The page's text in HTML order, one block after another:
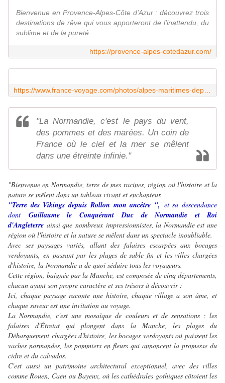
Bienvenue en Provence-Alpes-Côte d'Azur : découvrez trois
destinations de rêve qui vous apporteront de l'inattendu, du
sublime et de la pureté...
https://provence-alpes-cotedazur.com/
"La Normandie, c'est le pays du vent,
des pommes et des marées. Un coin de
France où le ciel et la mer se mêlent
dans une étreinte infinie."
"Bienvenue en Normandie, terre de mes racines, région où l'histoire et la
nature se mêlent dans un tableau vivant et enchanteur.
"Terre des Vikings depuis Rollon mon ancêtre ", et sa descendance
dont Guillaume le Conquérant
Duc de Normandie et Roi
d'Angleterre ainsi que nombreux impressionnistes, la Normandie est une
région où l'histoire et la nature se mêlent dans un spectacle inoubliable.
Avec ses paysages variés, allant des falaises escarpées aux bocages
verdoyants, en passant par les plages de sable fin et les villes chargées
d'histoire, la Normandie a de quoi séduire tous les voyageurs.
Cette région, baignée par la Manche, est composée de cinq départements,
chacun ayant son propre caractère et ses trésors à découvrir :
Ici, chaque paysage raconte une histoire, chaque village a son âme, et
chaque saveur est une invitation au voyage.
La Normandie, c'est une mosaïque de couleurs et de sensations : les
falaises d'Étretat qui plongent dans la Manche, les plages du
Débarquement chargées d'histoire, les bocages verdoyants où paissent les
vaches normandes, les pommiers en fleurs qui annoncent la promesse du
cidre et du calvados.
C'est aussi un patrimoine architectural exceptionnel, avec des villes
comme Rouen, Caen ou Bayeux, où les cathédrales gothiques côtoient les